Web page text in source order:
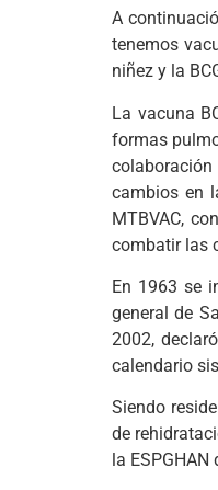
A
tenemos
niñez y la
La vacuna
formas
cambios en
MTBVAC,
combatir las
En 1963 se
general de
2002,
calendario
Siendo
de
la